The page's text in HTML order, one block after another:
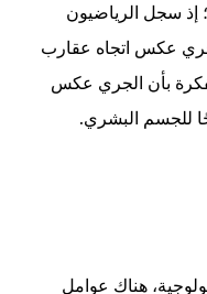
إذ سجل الرياضيون
عكس اتجاه عقارب
بأن الجري عكس
للجسم البشري.
هناك عوامل